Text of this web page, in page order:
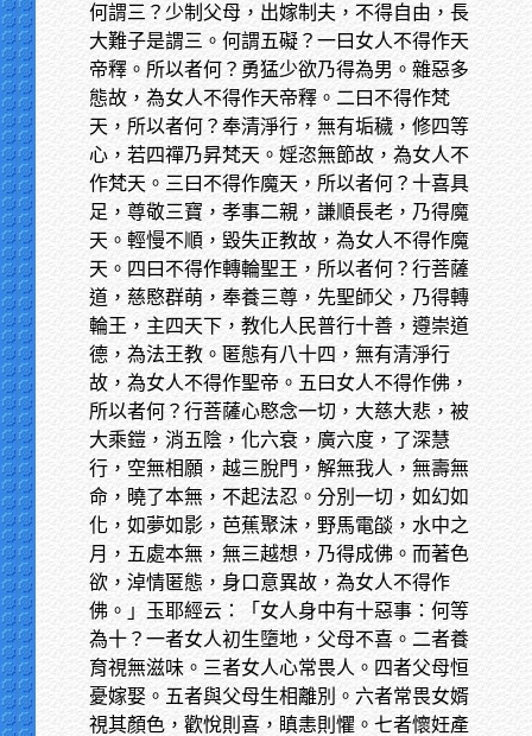
何謂三？少制父母，出嫁制夫，不得自由，長
大難子是謂三。何謂五礙？一曰女人不得作天
帝釋。所以者何？勇猛少欲乃得為男。雜惡多
態故，為女人不得作天帝釋。二曰不得作梵
天，所以者何？奉清淨行，無有垢穢，修四等
心，若四禪乃昇梵天。婬恣無節故，為女人不
作梵天。三曰不得作魔天，所以者何？十喜具
足，尊敬三寶，孝事二親，謙順長老，乃得魔
天。輕慢不順，毀失正教故，為女人不得作魔
天。四曰不得作轉輪聖王，所以者何？行菩薩
道，慈愍群萌，奉養三尊，先聖師父，乃得轉
輪王，主四天下，教化人民普行十善，遵崇道
德，為法王教。匿態有八十四，無有清淨行
故，為女人不得作聖帝。五曰女人不得作佛，
所以者何？行菩薩心愍念一切，大慈大悲，被
大乘鎧，消五陰，化六衰，廣六度，了深慧
行，空無相願，越三脫門，解無我人，無壽無
命，曉了本無，不起法忍。分別一切，如幻如
化，如夢如影，芭蕉聚沫，野馬電燄，水中之
月，五處本無，無三越想，乃得成佛。而著色
欲，淖情匿態，身口意異故，為女人不得作
佛。」玉耶經云：「女人身中有十惡事：何等
為十？一者女人初生墮地，父母不喜。二者養
育視無滋味。三者女人心常畏人。四者父母恒
憂嫁娶。五者與父母生相離別。六者常畏女婿
視其顏色，歡悅則喜，瞋恚則懼。七者懷妊產